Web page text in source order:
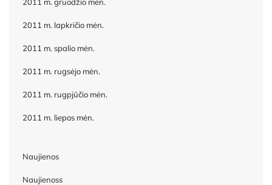
2011 m. lapkričio mėn.
2011 m. spalio mėn.
2011 m. rugsėjo mėn.
2011 m. rugpjūčio mėn.
2011 m. liepos mėn.
Naujienos
Naujienoss